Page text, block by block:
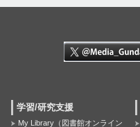
学習/研究支援
My Library（図書館オンライン